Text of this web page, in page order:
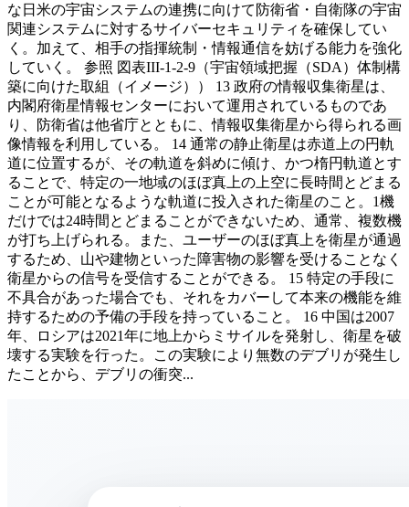
な日米の宇宙システムの連携に向けて防衛省・自衛隊の宇宙
関連システムに対するサイバーセキュリティを確保してい
く。加えて、相手の指揮統制・情報通信を妨げる能力を強化
していく。 参照 図表III-1-2-9（宇宙領域把握（SDA）体制構
築に向けた取組（イメージ）） 13 政府の情報収集衛星は、
内閣府衛星情報センターにおいて運用されているものであ
り、防衛省は他省庁とともに、情報収集衛星から得られる画
像情報を利用している。 14 通常の静止衛星は赤道上の円軌
道に位置するが、その軌道を斜めに傾け、かつ楕円軌道とす
ることで、特定の一地域のほぼ真上の上空に長時間とどまる
ことが可能となるような軌道に投入された衛星のこと。1機
だけでは24時間とどまることができないため、通常、複数機
が打ち上げられる。また、ユーザーのほぼ真上を衛星が通過
するため、山や建物といった障害物の影響を受けることなく
衛星からの信号を受信することができる。 15 特定の手段に
不具合があった場合でも、それをカバーして本来の機能を維
持するための予備の手段を持っていること。 16 中国は2007
年、ロシアは2021年に地上からミサイルを発射し、衛星を破
壊する実験を行った。この実験により無数のデブリが発生し
たことから、デブリの衝突...